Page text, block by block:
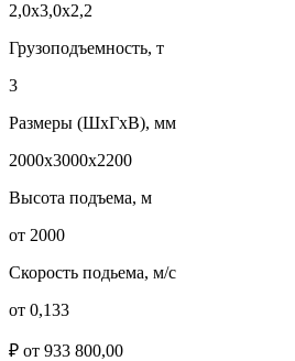
2,0х3,0х2,2
Грузоподъемность, т
3
Размеры (ШхГхВ), мм
2000х3000х2200
Высота подъема, м
от 2000
Скорость подьема, м/с
от 0,133
₽ от 933 800,00